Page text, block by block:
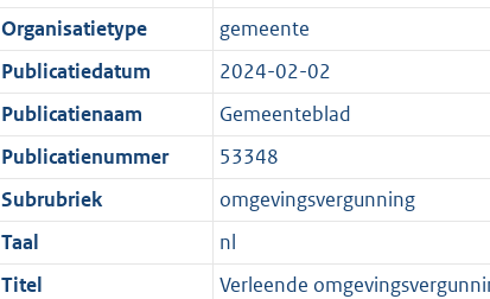
Organisatietype
gemeente
Publicatiedatum
2024-02-02
Publicatienaam
Gemeenteblad
Publicatienummer
53348
Subrubriek
omgevingsvergunning
Taal
nl
Titel
Verleende